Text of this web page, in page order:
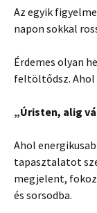
Az egyik
napon sokkal
Érdemes olyan
feltöltődsz. Ahol
„Úristen, alig
Ahol
tapasztalatot
megjelent,
és sorsodba.